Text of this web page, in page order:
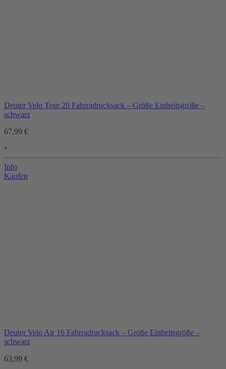
Deuter Velo Tour 20 Fahrradrucksack – Größe Einheitsgröße –
schwarz
67,99 €
*
Info
Kaufen
Deuter Velo Air 16 Fahrradrucksack – Größe Einheitsgröße –
schwarz
63,99 €